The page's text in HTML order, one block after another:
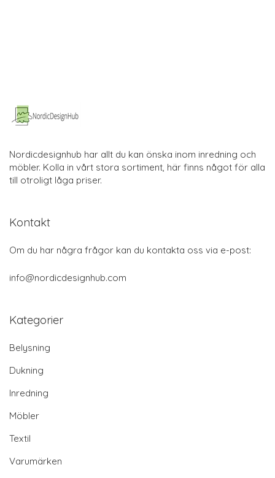
Nordicdesignhub har allt du kan önska inom inredning och
möbler. Kolla in vårt stora sortiment, här finns något för alla
till otroligt låga priser.
Kontakt
Om du har några frågor kan du kontakta oss via e-post:
info@nordicdesignhub.com
Kategorier
Belysning
Dukning
Inredning
Möbler
Textil
Varumärken